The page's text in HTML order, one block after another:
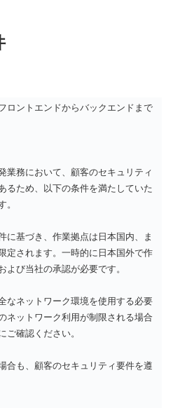
ロントエンドからバックエンドまで
業務において、顧客のセキュリティ
るため、以下の条件を満たしていた
。
に基づき、作業拠点は日本国内、ま
定されます。一時的に日本国外で作
よび当社の承認が必要です。
なネットワーク環境を使用する必要
ネットワーク利用が制限される場合
ご確認ください。
合も、顧客のセキュリティ要件を遵